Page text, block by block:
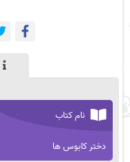
نام کتاب
دختر کابوس ها